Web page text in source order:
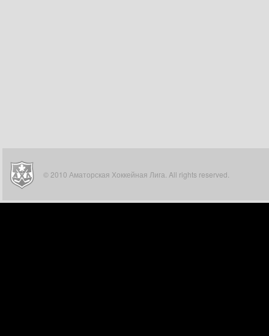
© 2010 Аматорская Хоккейная Лига. All rights reserved.